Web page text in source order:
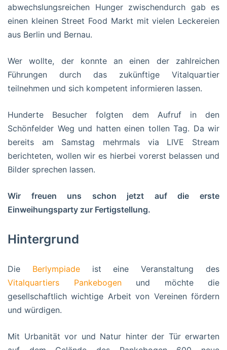
abwechslungsreichen Hunger zwischendurch gab es
einen kleinen Street Food Markt mit vielen Leckereien
aus Berlin und Bernau.
Wer wollte, der konnte an einen der zahlreichen
Führungen durch das zukünftige Vitalquartier
teilnehmen und sich kompetent informieren lassen.
Hunderte Besucher folgten dem Aufruf in den
Schönfelder Weg und hatten einen tollen Tag. Da wir
bereits am Samstag mehrmals via LIVE Stream
berichteten, wollen wir es hierbei vorerst belassen und
Bilder sprechen lassen.
Wir freuen uns schon jetzt auf die erste
Einweihungsparty zur Fertigstellung.
Hintergrund
Die Berlympiadeist eine Veranstaltung des
Vitalquartiers Pankebogenund möchte die
gesellschaftlich wichtige Arbeit von Vereinen fördern
und würdigen.
Mit Urbanität vor und Natur hinter der Tür erwarten